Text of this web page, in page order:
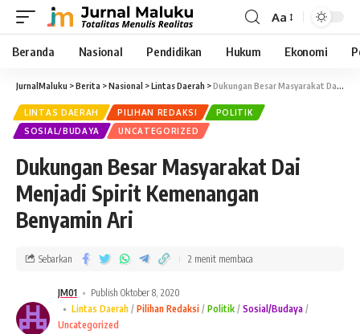
Aa
Beranda Nasional Pendidikan Hukum Ekonomi
JurnalMaluku >Berita >Nasional >Lintas Daerah >Dukungan Besar Masyarakat Dai Menjadi Spirit Kemenangan Benyamin Ari
LINTAS DAERAH PILIHAN REDAKSI
POLITIK
SOSIAL/BUDAYA
UNCATEGORIZED
Dukungan Besar Masyarakat Dai
Menjadi Spirit Kemenangan
Benyamin Ari
JM01
Publish Oktober 8, 2020
Lintas Daerah
Pilihan Redaksi Politik
Sosial/Budaya
Uncategorized
Sebarkan 2 menit membaca